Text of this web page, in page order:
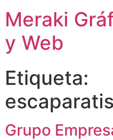
Meraki
y Web
Etiqueta:
Grupo